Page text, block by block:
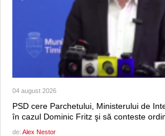
04 august 2026
PSD cere Parchetului, Ministerului de
în cazul Dominic Fritz şi să conteste
de: Alex Nestor